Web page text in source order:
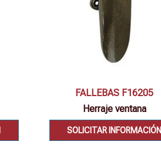
FALLEBAS F16205
Herraje ventana
SOLICITAR INFORMACIÓN